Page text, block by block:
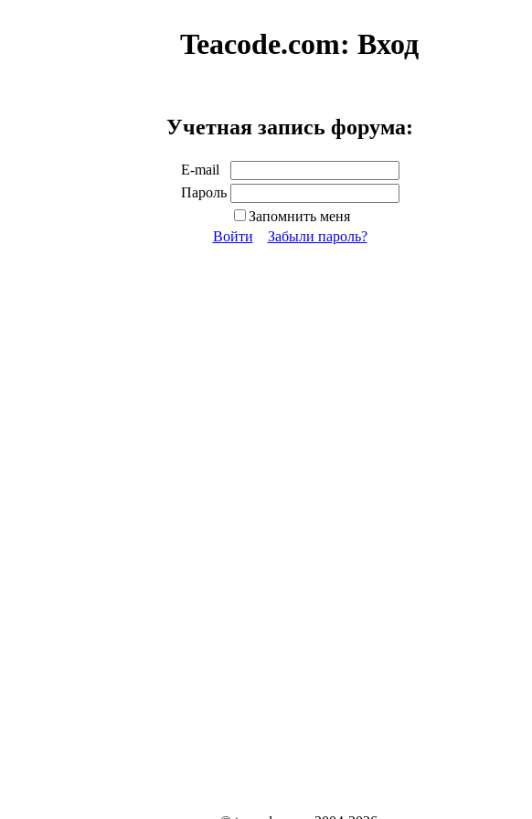
Teacode.com: Вход
Учетная запись форума:
E-mail
Пароль
Запомнить меня
Войти
Забыли пароль?